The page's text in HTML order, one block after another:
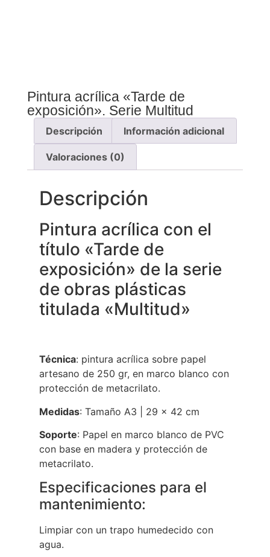
Pintura acrílica «Tarde de
exposición». Serie Multitud
Descripción Información adicional
Valoraciones (0)
Descripción
Pintura acrílica con el
título «Tarde de
exposición» de la serie
de obras plásticas
titulada «Multitud»
Técnica: pintura acrílica sobre papel
artesano de 250 gr, en marco blanco con
protección de metacrilato.
Medidas: Tamaño A3 | 29 x 42 cm
Soporte: Papel en marco blanco de PVC
con base en madera y protección de
metacrilato.
Especificaciones para el
mantenimiento:
Limpiar con un trapo humedecido con
agua.